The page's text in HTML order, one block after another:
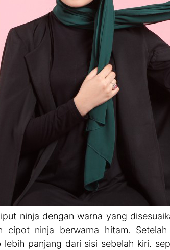
ninja dengan warna yang
cipot ninja berwarna hitam.
panjang dari sisi sebelah kiri.